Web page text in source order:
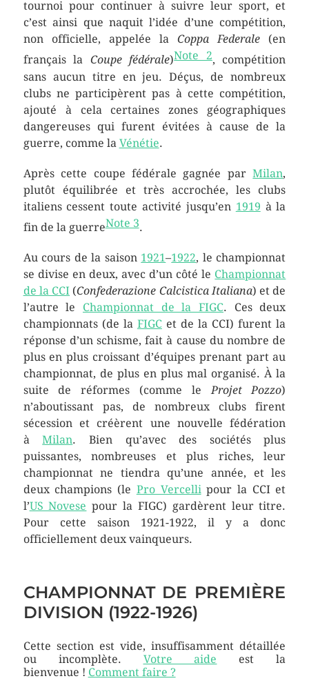
tournoi pour continuer à suivre leur sport, et
c’est ainsi que naquit l’idée d’une compétition,
non officielle, appelée laCoppa Federale (en
français la Coupe fédérale)Note 2, compétition
sans aucun titre en jeu. Déçus, de nombreux
clubs ne participèrent pas à cette compétition,
ajouté à cela certaines zones géographiques
dangereuses qui furent évitées à cause de la
guerre, comme la Vénétie.
Après cette coupe fédérale gagnée parMilan,
plutôt équilibrée et très accrochée, les clubs
italiens cessent toute activité jusqu’en 1919 à la
fin de la guerreNote 3.
Au cours de la saison 1921–1922, le championnat
se divise en deux, avec d’un côté le Championnat
de la CCI (Confederazione Calcistica Italiana) et de
l’autre le Championnat de la FIGC. Ces deux
championnats (de la FIGCet de la CCI) furent la
réponse d’un schisme, fait à cause du nombre de
plus en plus croissant d’équipes prenant part au
championnat, de plus en plus mal organisé. À la
suite de réformes (comme leProjet Pozzo)
n’aboutissant pas, de nombreux clubs firent
sécession et créèrent une nouvelle fédération
àMilan. Bien qu’avec des sociétés plus
puissantes, nombreuses et plus riches, leur
championnat ne tiendra qu’une année, et les
deux champions (le Pro Vercellipour la CCI et
l’US Novese pour la FIGC) gardèrent leur titre.
Pour cette saison 1921-1922, il y a donc
officiellement deux vainqueurs.
CHAMPIONNAT DE PREMIÈRE
DIVISION (1922-1926)
Cette section est vide, insuffisamment détaillée
ou incomplète. Votre aide est la
bienvenue ! Comment faire ?